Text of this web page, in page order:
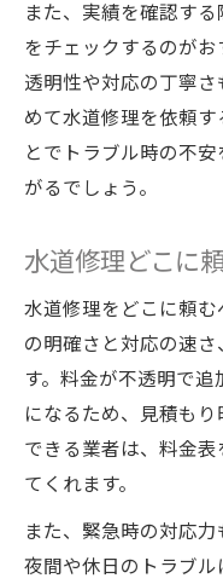
また、実績を確認す
をチェックするのが
透明性や対応の丁寧
めて水道修理を依頼
とでトラブル時の不
がるでしょう。
水道修理どこに
水道修理をどこに頼
の明確さと対応の速
す。料金が不透明で
になるため、見積も
できる業者は、料金
てくれます。
また、緊急時の対応力
夜間や休日のトラブ